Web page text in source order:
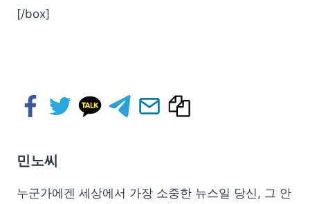
[/box]
민노씨
누군가에겐 세상에서 가장 소중한 뉴스일 당신, 그 안